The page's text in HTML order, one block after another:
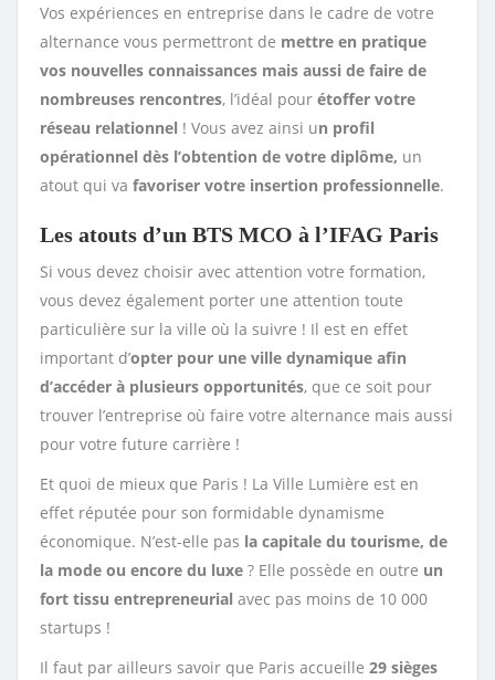
Vos expériences en entreprise dans le cadre de votre
alternance vous permettront de mettre en pratique
vos nouvelles connaissances mais aussi de faire de
nombreuses rencontres, l’idéal pour étoffer votre
réseau relationnel ! Vous avez ainsi un profil
opérationnel dès l’obtention de votre diplôme, un
atout qui va favoriser votre insertion professionnelle.
Les atouts d’un BTS MCO à l’IFAG Paris
Si vous devez choisir avec attention votre formation,
vous devez également porter une attention toute
particulière sur la ville où la suivre ! Il est en effet
important d’opter pour une ville dynamique afin
d’accéder à plusieurs opportunités, que ce soit pour
trouver l’entreprise où faire votre alternance mais aussi
pour votre future carrière !
Et quoi de mieux que Paris ! La Ville Lumière est en
effet réputée pour son formidable dynamisme
économique. N’est-elle pas la capitale du tourisme, de
la mode ou encore du luxe ? Elle possède en outre un
fort tissu entrepreneurial avec pas moins de 10 000
startups !
Il faut par ailleurs savoir que Paris accueille 29 sièges